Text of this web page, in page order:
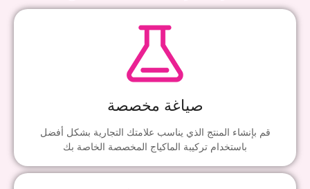
صياغة مخصصة
قم بإنشاء المنتج الذي يناسب علامتك التجارية بشكل أفضل
باستخدام تركيبة الماكياج المخصصة الخاصة بك